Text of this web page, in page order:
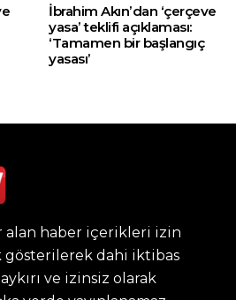
İbrahim Akın’dan ‘çerçeve
yasa’ teklifi açıklaması:
‘Tamamen bir başlangıç
yasası’
alan haber içerikleri izin
gösterilerek dahi iktibas
ve izinsiz olarak